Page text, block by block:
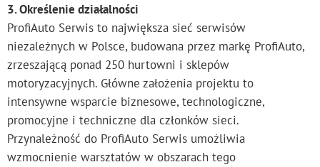
3. Określenie działalności
ProfiAuto Serwis to największa sieć serwisów
niezależnych w Polsce, budowana przez markę ProfiAuto,
zrzeszającą ponad 250 hurtowni i sklepów
motoryzacyjnych. Główne założenia projektu to
intensywne wsparcie biznesowe, technologiczne,
promocyjne i techniczne dla członków sieci.
Przynależność do ProfiAuto Serwis umożliwia
wzmocnienie warsztatów w obszarach tego